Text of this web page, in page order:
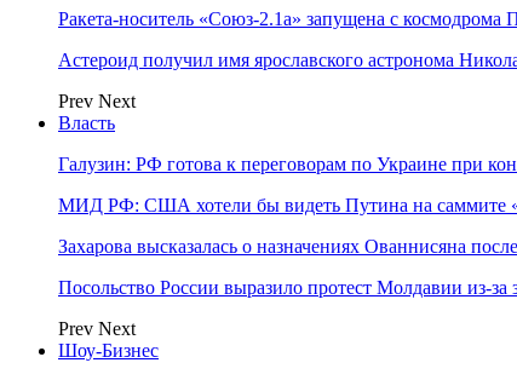
Ракета-носитель «Союз-2.1а» запущена с космодрома
Астероид получил имя ярославского астронома
Prev Next
Власть
Галузин: РФ готова к переговорам по Украине при
МИД РФ: США хотели бы видеть Путина на саммите
Захарова высказалась о назначениях Ованнисяна
Посольство России выразило протест Молдавии из-за
Prev Next
Шоу-Бизнес